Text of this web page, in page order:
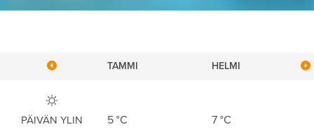
TAMMI HELMI
PÄIVÄN YLIN 5 °C 7 °C